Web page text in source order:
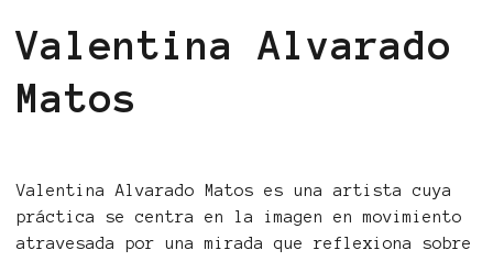
Valentina Alvarado
Matos
Valentina Alvarado Matos es una artista cuya
práctica se centra en la imagen en movimiento
atravesada por una mirada que reflexiona sobre